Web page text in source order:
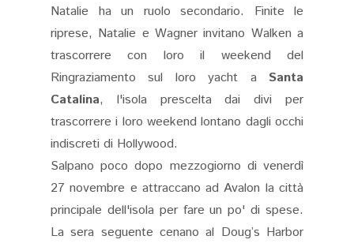
Natalie ha un ruolo secondario. Finite le
riprese, Natalie e Wagner invitano Walken a
trascorrere con loro il weekend del
Ringraziamento sul loro yacht a Santa
Catalina, l'isola prescelta dai divi per
trascorrere i loro weekend lontano dagli occhi
indiscreti di Hollywood.
Salpano poco dopo mezzogiorno di venerdì
27 novembre e attraccano ad Avalon la città
principale dell'isola per fare un po' di spese.
La sera seguente cenano al Doug’s Harbor